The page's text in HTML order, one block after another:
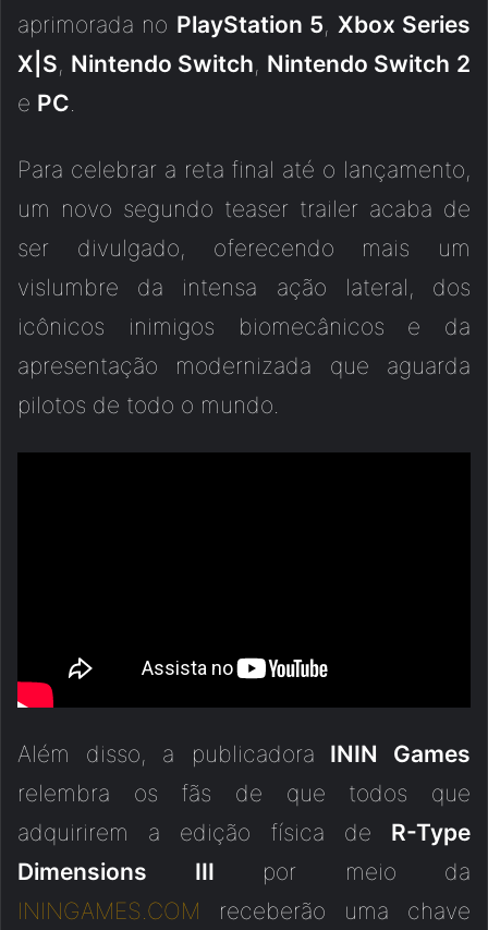
aprimorada no PlayStation 5, Xbox Series
X|S, Nintendo Switch, Nintendo Switch 2
e PC
Para celebrar a reta final até o lançamento,
um novo segundo teaser trailer acaba de
ser divulgado, oferecendo mais um
vislumbre da intensa ação lateral, dos
icônicos inimigos biomecânicos e da
apresentação modernizada que aguarda
pilotos de todo o mundo.
Além disso, a publicadora ININ Games
relembra os fãs de que todos que
adquirirem a edição física de R-Type
Dimensions III por meio da
ININGAMES.COM receberão uma chave